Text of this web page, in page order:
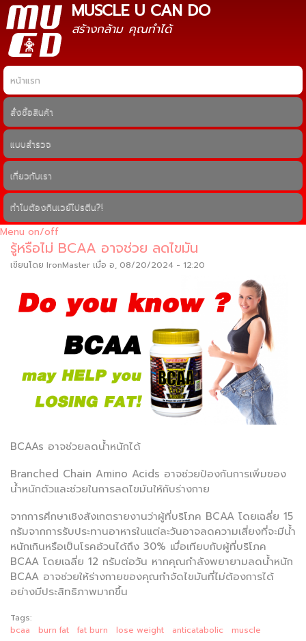
ข้าม
ไปยัง
เนื้อหา
MUSCLE U CAN DO
สร้างกล้าม คุณทำได้
Main menu
หน้าแรก
สั่งซื้อสินค้า
แบบสำรวจ
เกี่ยวกับเรา
ทำไมต้องกินเวย์โปรตีน?!
Menu on/off
รู้หรือไม่ BCAA อาจช่วย ลดไขมัน
เขียนโดย IronMaster เมื่อ อ, 08/20/2024 - 12:20
BCAAs อาจช่วยลดน้ำหนักได้
Branched Chain Amino Acids อาจช่วยป้องกันการเพิ่มของ
น้ำหนักตัวและช่วยในการลดไขมันให้กับร่างกาย
จากการศึกษาเชิงสังเกตรายงานว่าผู้ที่บริโภค BCAA โดยเฉลี่ย 15
กรัมจากการรับประทานอาหารในแต่ละวันอาจลดความเสี่ยงที่จะมีน้ำ
หนักเกินหรือเป็นโรคอ้วนได้ถึง 30% เมื่อเทียบกับผู้ที่บริโภค
BCAA โดยเฉลี่ย 12 กรัมต่อวัน หากคุณกำลังพยายามลดน้ำหนัก
BCAA อาจช่วยให้ร่างกายของคุณกำจัดไขมันที่ไม่ต้องการได้
อย่างมีประสิทธิภาพมากขึ้น
Tags:
bcaa
burn fat fat burn lose weight anticatabolic muscle